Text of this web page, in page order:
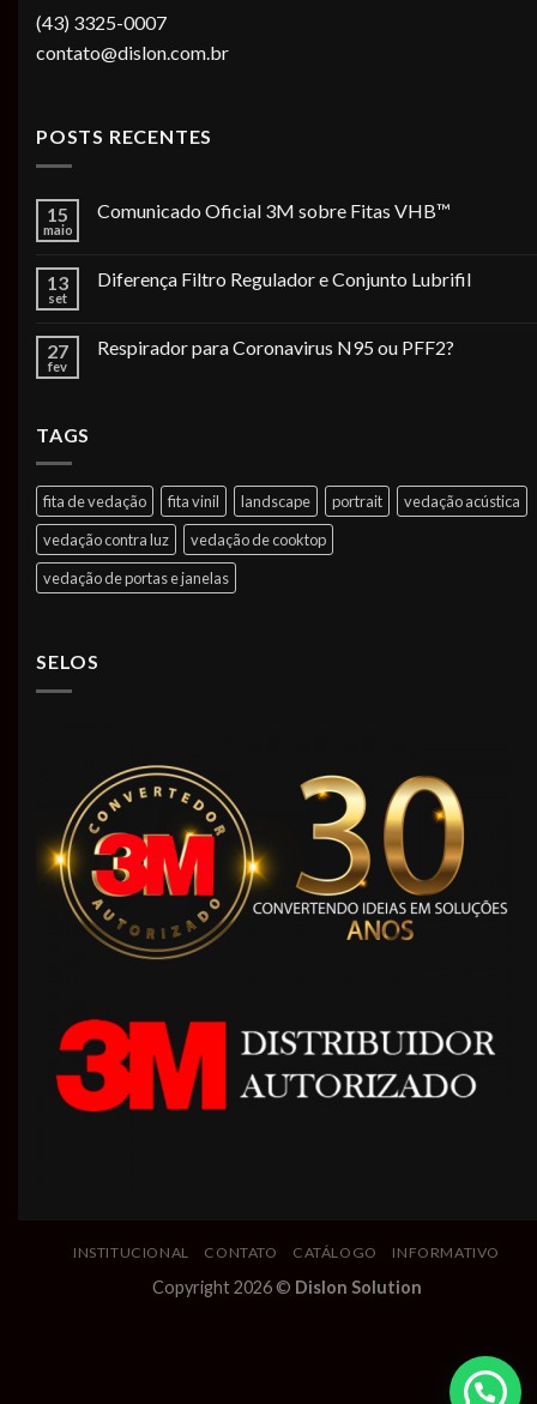
(43) 3325-0007
contato@dislon.com.br
POSTS RECENTES
15
maio
Comunicado Oficial 3M sobre Fitas VHB™
13
set
Diferença Filtro Regulador e Conjunto Lubrifil
27
fev
Respirador para Coronavirus N95 ou PFF2?
TAGS
fita de vedação fita vinil landscape portrait
vedação acústica
vedação contra luz
vedação de cooktop
vedação de portas e janelas
SELOS
INSTITUCIONAL CONTATO CATÁLOGO INFORMATIVO
Copyright 2026 © Dislon Solution